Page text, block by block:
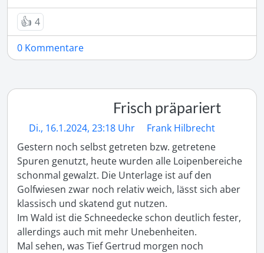
👍 4
0 Kommentare
Frisch präpariert
Di., 16.1.2024, 23:18 Uhr
Frank Hilbrecht
Gestern noch selbst getreten bzw. getretene
Spuren genutzt, heute wurden alle Loipenbereiche
schonmal gewalzt. Die Unterlage ist auf den
Golfwiesen zwar noch relativ weich, lässt sich aber
klassisch und skatend gut nutzen.
Im Wald ist die Schneedecke schon deutlich fester,
allerdings auch mit mehr Unebenheiten.
Mal sehen, was Tief Gertrud morgen noch